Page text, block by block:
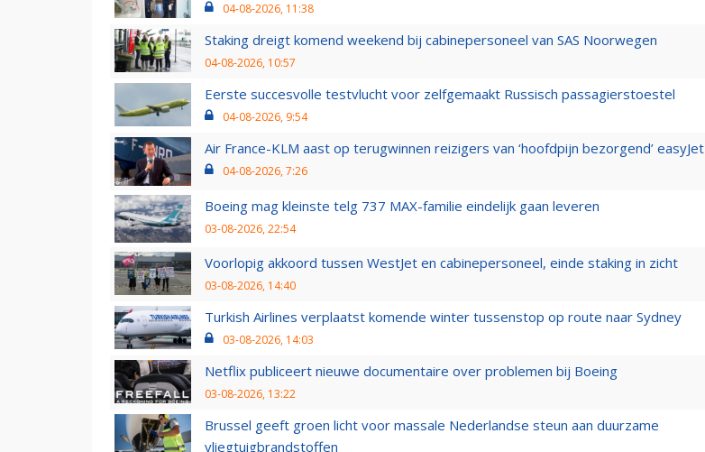
04-08-2026, 11:38
Staking dreigt komend weekend bij cabinepersoneel van SAS Noorwegen
04-08-2026, 10:57
Eerste succesvolle testvlucht voor zelfgemaakt Russisch passagierstoestel
04-08-2026, 9:54
Air France-KLM aast op terugwinnen reizigers van ‘hoofdpijn bezorgend’ easyJet
04-08-2026, 7:26
Boeing mag kleinste telg 737 MAX-familie eindelijk gaan leveren
03-08-2026, 22:54
Voorlopig akkoord tussen WestJet en cabinepersoneel, einde staking in zicht
03-08-2026, 14:40
Turkish Airlines verplaatst komende winter tussenstop op route naar Sydney
03-08-2026, 14:03
Netflix publiceert nieuwe documentaire over problemen bij Boeing
03-08-2026, 13:22
Brussel geeft groen licht voor massale Nederlandse steun aan duurzame
vliegtuigbrandstoffen